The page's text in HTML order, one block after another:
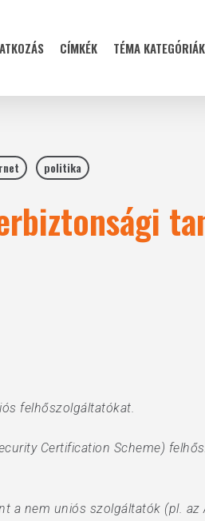
CÍMKÉK TÉMA KATEGÓRIÁK
politika
felhőszolgáltatókat.
Certification Scheme)
a nem uniós szolgáltatók (pl. az